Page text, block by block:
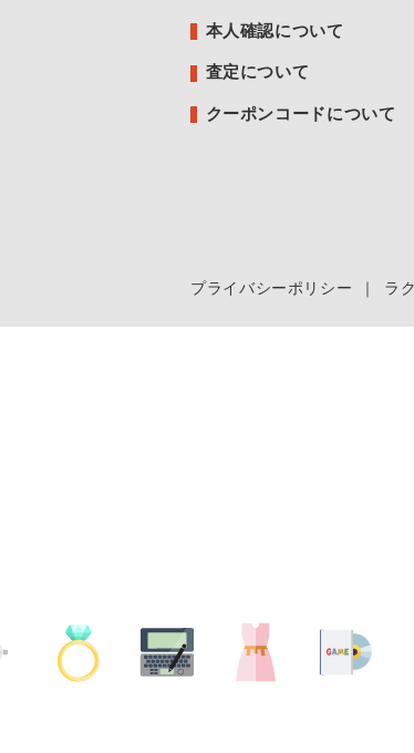
本人確認について
査定について
クーポンコードについて
プライバシーポリシー ｜ ラ